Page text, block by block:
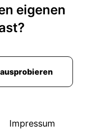
eigenen
Impressum